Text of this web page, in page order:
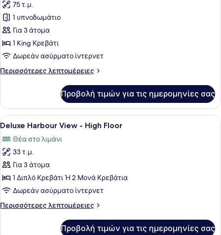
φωτογραφιών
για
One
Bedroom
Ocean
with
75 τ.μ.
1 υπνοδωμάτιο
Για 3 άτομα
1 King Κρεβάτι
Δωρεάν ασύρματο ίντερνετ
Περισσότερες λεπτομέρειες
Περισσότερες
Bedroom
Ocean
Suite
Bathtub
Προβολή τιμών για τις ημερομηνίες σας
Προβολή
όλων
των
φωτογραφιών
για
Deluxe
Harbour
-
Ένα σύγχρονο δωμάτιο
9
Deluxe Harbour View - High Floor
Θέα στο λιμάνι
33 τ.μ.
Για 3 άτομα
1 Διπλό Κρεβάτι Ή 2 Μονά Κρεβάτια
Δωρεάν ασύρματο ίντερνετ
Περισσότερες λεπτομέρειες
Περισσότερες
Προβολή τιμών για τις ημερομηνίες σας